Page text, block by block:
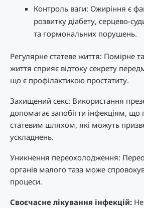
Контроль ваги: Ожиріння є
розвитку діабету, серцево-
та гормональних порушень.
Регулярне статеве життя: Помірне
життя сприяє відтоку секрету
що є профілактикою простатиту.
Захищений секс: Використання
допомагає запобігти інфекціям, що
статевим шляхом, які можуть
ускладнень.
Уникнення переохолодження:
органів малого таза може
процеси.
Своєчасне лікування інфекцій: